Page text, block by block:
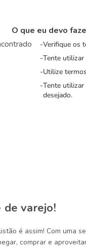
O que eu devo
Verifique os
Tente utilizar
Utilize
Tente
desejado.
de varejo!
é assim! Com uma
comprar e